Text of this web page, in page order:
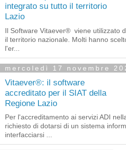
integrato su tutto il territorio
Lazio
Il Software Vitaever® viene utilizzato
il territorio nazionale. Molti hanno
l'er...
mercoledì 17 novembre
Vitaever®: il software
accreditato per il SIAT della
Regione Lazio
Per l'accreditamento ai servizi ADI
richiesto di dotarsi di un sistema
interfacciarsi ...